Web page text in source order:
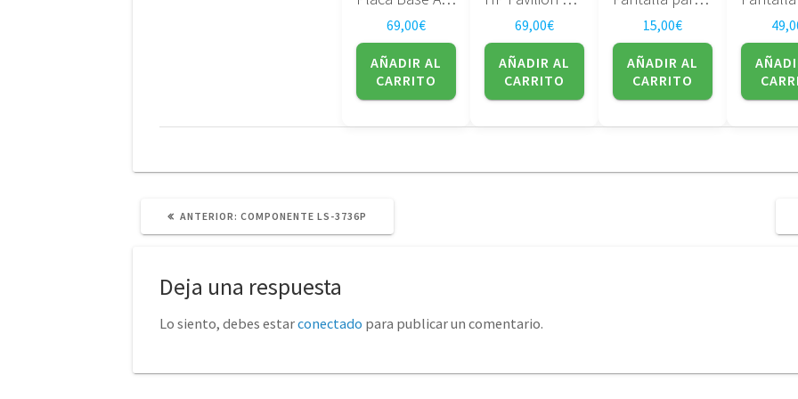
69,00€
AÑADIR AL
CARRITO
69,00€
AÑADIR AL
CARRITO
15,00€
AÑADIR AL
CARRITO
ANTERIOR: POST
COMPONENTE LS-3736P
Deja una respuesta
Lo siento, debes estarconectado para publicar un comentario.